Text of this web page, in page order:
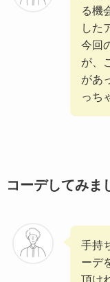
る機
した
今回
が、
があ
っち
コーデしてみま
手持
ーデ
頂け